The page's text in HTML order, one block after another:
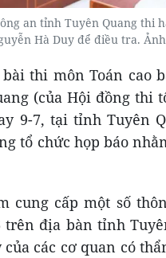
an tỉnh Tuyên Quang
Hà Duy để điều tra.
thi môn Toán cao
(của Hội đồng thi
9-7, tại tỉnh Tuyên
tổ chức họp báo
cung cấp một số
trên địa bàn tỉnh
các cơ quan có